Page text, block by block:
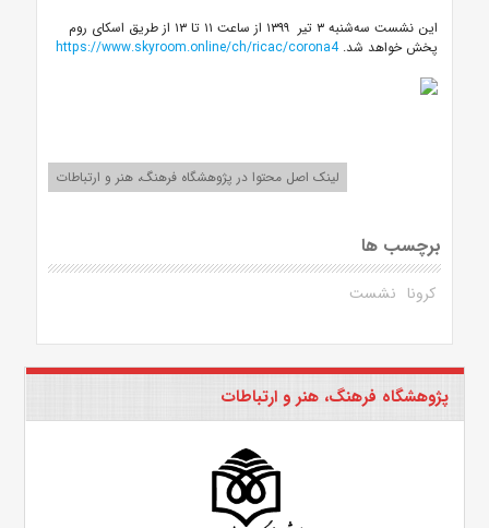
این نشست سه‌شنبه ۳ تیر ۱۳۹۹ از ساعت ۱۱ تا ۱۳ از طریق اسکای ‎روم
پخش خواهد شد.https://www.skyroom.online/ch/ricac/corona4
لینک اصل محتوا در پژوهشگاه فرهنگ، هنر و ارتباطات
برچسب ها
کرونا نشست
پژوهشگاه فرهنگ، هنر و ارتباطات